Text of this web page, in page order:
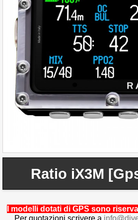
Ratio iX3M
I modelli dotati di GPS sono
Per quotazioni scrivere a